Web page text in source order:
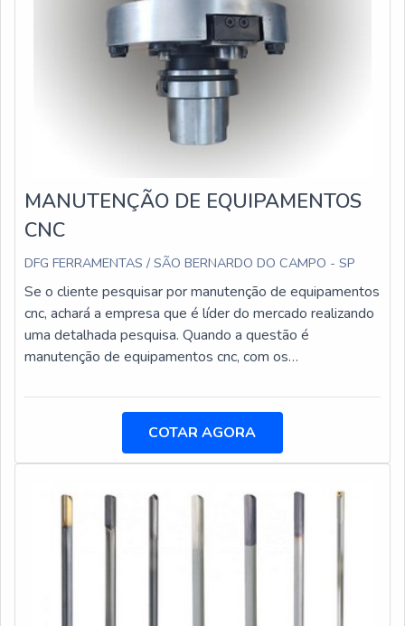
MANUTENÇÃO DE EQUIPAMENTOS
CNC
DFG FERRAMENTAS / SÃO BERNARDO DO CAMPO - SP
Se o cliente pesquisar por manutenção de equipamentos
cnc, achará a empresa que é líder do mercado realizando
uma detalhada pesquisa. Quando a questão é
manutenção de equipamentos cnc, com os
assertividade com comprometimento com o resultado
MANUTENÇÃO DE EQUIPAMENTOS CNCA DFG
Ferramentas objetiva sua energia em proporcionar para
os parceiros uma estrutura com escritório de alta
técnica de apoio, tudo isso para garantir que se tenha
manutenção de equipamentos cnc com assertividade.Há
muitas maneiras eficientes de uma empresa demonstrar
competência, excelência e destaque em uma área de
COTAR AGORA